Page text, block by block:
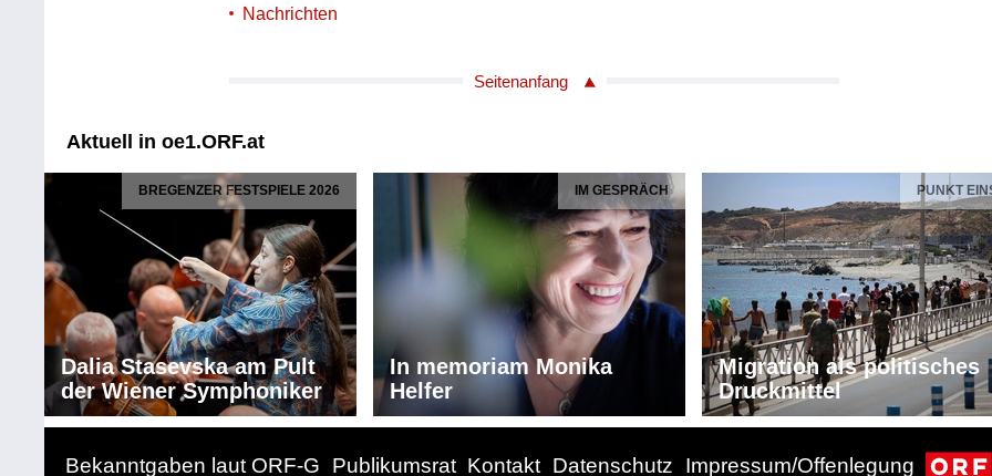
Nachrichten
Seitenanfang
Aktuell in oe1.ORF.at
BREGENZER FESTSPIELE 2026
Dalia Stasevska am Pult
der Wiener Symphoniker
IM GESPRÄCH
In memoriam Monika
Helfer
PUNKT
Migration als politisches
Druckmittel
Bekanntgaben laut ORF-G Publikumsrat Kontakt Datenschutz Impressum/Offenlegung